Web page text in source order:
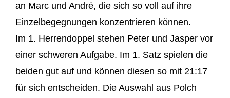
an Marc und André, die sich so voll auf ihre
Einzelbegegnungen konzentrieren können.
Im 1. Herrendoppel stehen Peter und Jasper vor
einer schweren Aufgabe. Im 1. Satz spielen die
beiden gut auf und können diesen so mit 21:17
für sich entscheiden. Die Auswahl aus Polch